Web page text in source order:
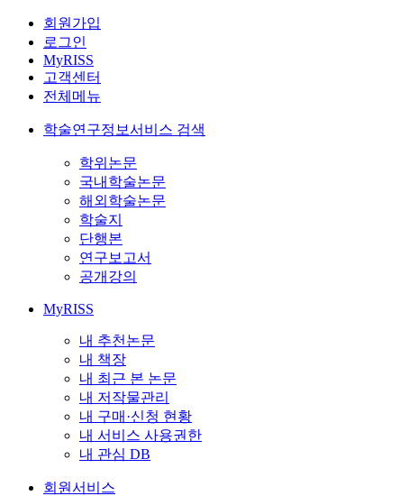
회원가입
로그인
MyRISS
고객센터
전체메뉴
학술연구정보서비스 검색
학위논문
국내학술논문
해외학술논문
학술지
단행본
연구보고서
공개강의
MyRISS
내 추천논문
내 책장
내 최근 본 논문
내 저작물관리
내 구매·신청 현황
내 서비스 사용권한
내 관심 DB
회원서비스